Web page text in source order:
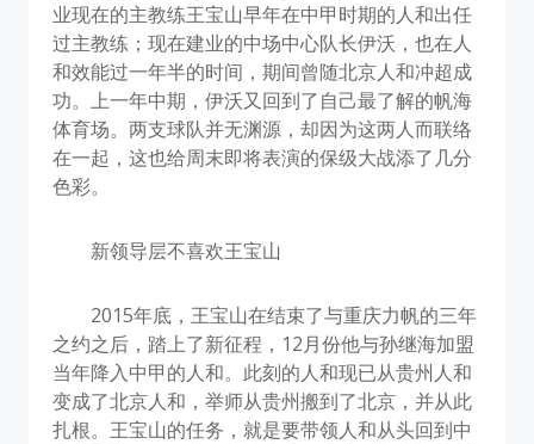
业现在的主教练王宝山早年在中甲时期的人和出任
过主教练；现在建业的中场中心队长伊沃，也在人
和效能过一年半的时间，期间曾随北京人和冲超成
功。上一年中期，伊沃又回到了自己最了解的帆海
体育场。两支球队并无渊源，却因为这两人而联络
在一起，这也给周末即将表演的保级大战添了几分
色彩。
新领导层不喜欢王宝山
2015年底，王宝山在结束了与重庆力帆的三年
之约之后，踏上了新征程，12月份他与孙继海加盟
当年降入中甲的人和。此刻的人和现已从贵州人和
变成了北京人和，举师从贵州搬到了北京，并从此
扎根。王宝山的任务，就是要带领人和从头回到中